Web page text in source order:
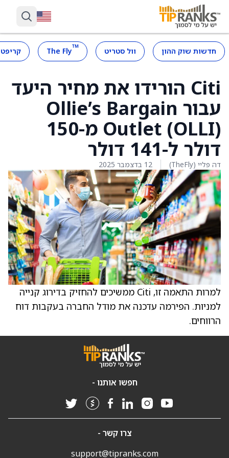
חדשות שוק ההון וול סטריט ™
The Fly
Citi הורידו את מחיר היעד
עבור Ollie’s Bargain
Outlet (OLLI) מ-150
דולר ל-141 דולר
דה פליי (TheFly) 12 בדצמבר 2025
למרות התאמה זו, Citi ממשיכים להחזיק בדירוג קנייה
למניות. הפירמה עדכנה את מודל החברה בעקבות דוח
הרווחים.
חפשו אותנו -
צרו קשר -
support@tipranks.com